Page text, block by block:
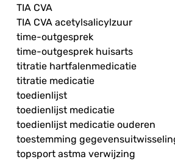
TIA CVA
TIA CVA acetylsalicylzuur
time-outgesprek
time-outgesprek huisarts
titratie hartfalenmedicatie
titratie medicatie
toedienlijst
toedienlijst medicatie
toedienlijst medicatie ouderen
toestemming
topsport astma verwijzing